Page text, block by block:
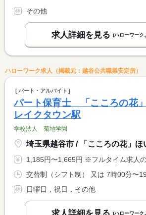
その他
求人詳細を見る (ハローワーク
ハローワーク求人（掲載元：越谷公共職業安定所）
パート・アルバイト
パート保育士 「こころの花
レイクタウン駅
学校法人 菊地学園
1,185円〜1,665円 ※フルタイム求人の場合は月額（換算額）、パート求人
日曜日，祝日，その他
(ハローワーク